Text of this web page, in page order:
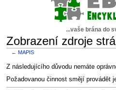
...vaše brána do
Zobrazení zdroje
← MAPIS
Skočit
na
Skočit
na
Z následujícího důvodu nemáte
Požadovanou činnost smějí provádět